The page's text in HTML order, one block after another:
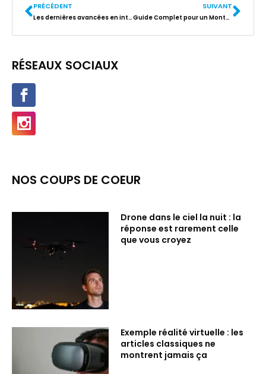
PRÉCÉDENT
Les dernières avancées en intelligence artificielle et leur impact sur le secteur High-Tech
SUIVANT
Guide Complet pour un Montage Vidéo Facile et Rapide dans l’Univers High-Tech
RÉSEAUX SOCIAUX
NOS COUPS DE COEUR
Drone dans le ciel la nuit : la
réponse est rarement celle
que vous croyez
Exemple réalité virtuelle : les
articles classiques ne
montrent jamais ça